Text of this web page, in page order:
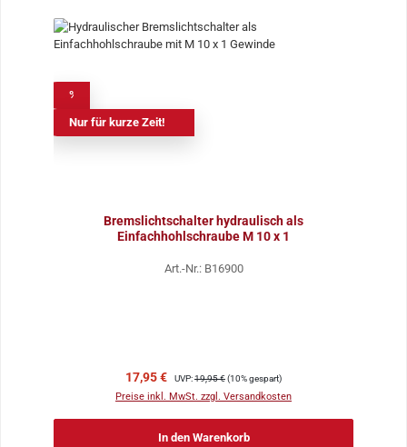
Nur für kurze Zeit!
Bremslichtschalter hydraulisch als
Einfachhohlschraube M 10 x 1
Art.-Nr.: B16900
Verkaufspreis:
17,95 € Regulärer Preis:
UVP:19,95 €(10% gespart)
Preise inkl. MwSt. zzgl. Versandkosten
In den Warenkorb